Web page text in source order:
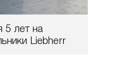
5 лет на
Liebherr